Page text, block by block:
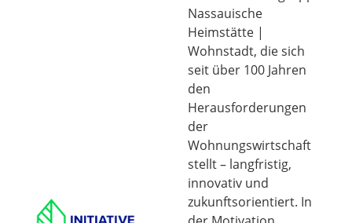
Nassauische
Heimstätte |
Wohnstadt, die sich
seit über 100 Jahren
den
Herausforderungen
der
Wohnungswirtschaft
stellt – langfristig,
innovativ und
zukunftsorientiert. In